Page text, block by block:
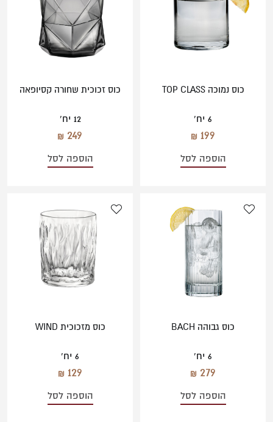
כוס נמוכה TOP CLASS
6 יח'
199
הוספה לסל
כוס זכוכית שחורה קסיופאה
12 יח'
249
הוספה לסל
כוס גבוהה BACH
6 יח'
279
הוספה לסל
כוס מזכוכית WIND
6 יח'
129
הוספה לסל